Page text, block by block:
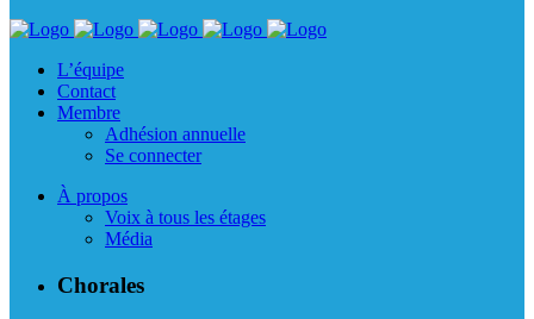
L’équipe
Contact
Membre
Adhésion annuelle
Se connecter
À propos
Voix à tous les étages
Média
Chorales